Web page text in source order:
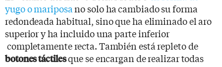
yugo o mariposano solo ha cambiado su forma
redondeada habitual, sino que ha eliminado el aro
superior y ha incluido una parte inferior
completamente recta. También está repleto de
botones táctilesque se encargan de realizar todas